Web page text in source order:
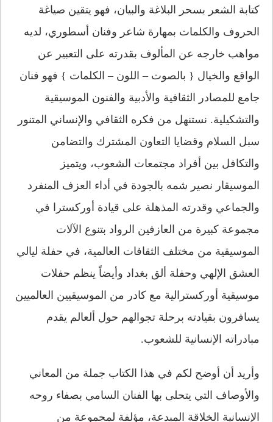
كتابة الشعر بسحر البلاغة والبيان، فهو يتقين صياغة
الحروف والكلمات بمهارة شاعر وفنان أسطوري، لديه
مواهب خارجه عن المألوف بقدرته على التعبير عن
الواقع والخيال { بالصوت – اللون – الكلمات } فهو فنان
جامع للمصادر الثقافية والأدبية والفنون الموسيقية
والتشكيلية. نستنهل من فكره الثقافي والإنساني المتنور
سبل السلام وقضايا التعاون المشترك والتضامن
والتكافل بين أفراد مجتمعات الشعوب، ويتميز
الموسيقار نصير شمه بالجودة في أداء العزف المنفرد
والجماعي وقدرته المذهلة على قيادة أوركسترا في
مجموعة كبيرة من العازفين الرواد بتنوع الآلات
الموسيقية من مختلف الثقافات العالمية، في حفلة ليالي
العشق الإلهي وحفلة ألق بغداد وأيضاً ينظم حفلات
موسيقية أوركسترالية مع كادر من الموسيقيين العالميين
يسافرون بقيادته برحلة تجوالهم حول ألعالم يقدم
مبادراته الإنسانية للشعوب.
وأريد أن أوضح لكم في هذا الكتاب جملة من المعاني
والأوصاف التي يتحلى بها الفنان السامي بصفاء روحه
الإنسانية الخلاقة المبدعة، مؤلفة لمجموعة من